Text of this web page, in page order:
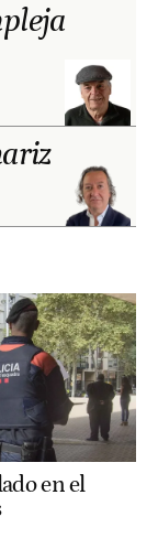
en el